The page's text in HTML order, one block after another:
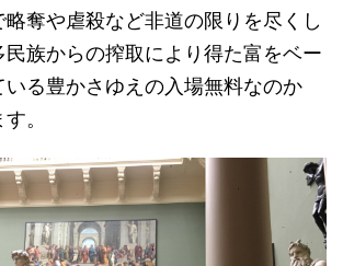
奪や虐殺など非道の限りを尽くし
民族からの搾取により得た富をベー
いる豊かさゆえの入場無料なのか
。